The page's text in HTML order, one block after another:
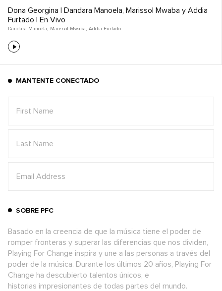
Dona Georgina | Dandara Manoela, Marissol Mwaba y Addia
Furtado | En Vivo
Dandara Manoela , Marissol Mwaba , Addia Furtado
MANTENTE CONECTADO
SOBRE PFC
Basado en la creencia de que la música tiene el poder de
romper fronteras y superar las diferencias que nos dividen,
Playing For Change inspira y une a las personas a través del
poder de la música. Durante los últimos 20 años, Playing For
Change ha descubierto talentos únicos, e
historias impresionantes de todas partes del mundo.